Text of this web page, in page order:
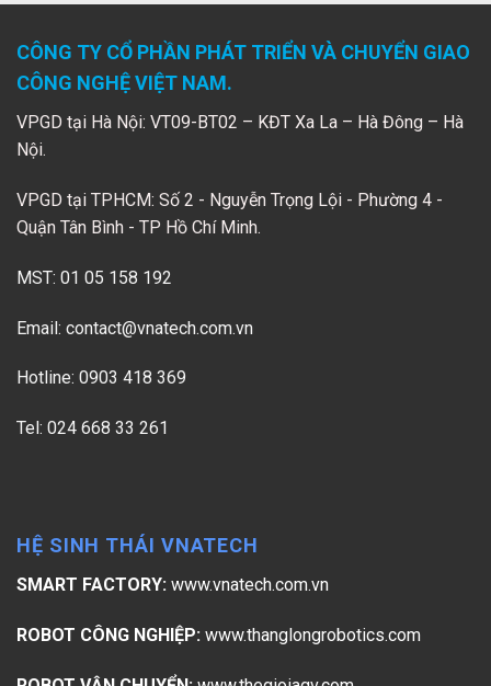
CÔNG TY CỔ PHẦN PHÁT TRIỂN VÀ CHUYỂN GIAO
CÔNG NGHỆ VIỆT NAM.
VPGD tại Hà Nội: VT09-BT02 – KĐT Xa La – Hà Đông – Hà
Nội.
VPGD tại TPHCM: Số 2 - Nguyễn Trọng Lội - Phường 4 -
Quận Tân Bình - TP Hồ Chí Minh.
MST: 01 05 158 192
Email: contact@vnatech.com.vn
Hotline: 0903 418 369
Tel: 024 668 33 261
HỆ SINH THÁI VNATECH
SMART FACTORY: www.vnatech.com.vn
ROBOT CÔNG NGHIỆP: www.thanglongrobotics.com